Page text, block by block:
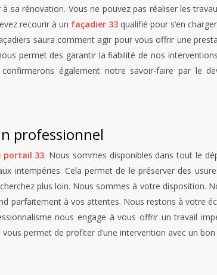
rénovation. Vous ne pouvez pas réaliser les
recourir à un façadier 33 qualifié pour s’en
saura comment agir pour vous offrir une
permet des garantir la fiabilité de nos
également notre savoir-faire par le
professionnel
portail 33. Nous sommes disponibles dans tout le
intempéries. Cela permet de le préserver des
plus loin. Nous sommes à votre disposition.
parfaitement à vos attentes. Nous restons à votre
nous engage à vous offrir un travail
permet de profiter d’une intervention avec un